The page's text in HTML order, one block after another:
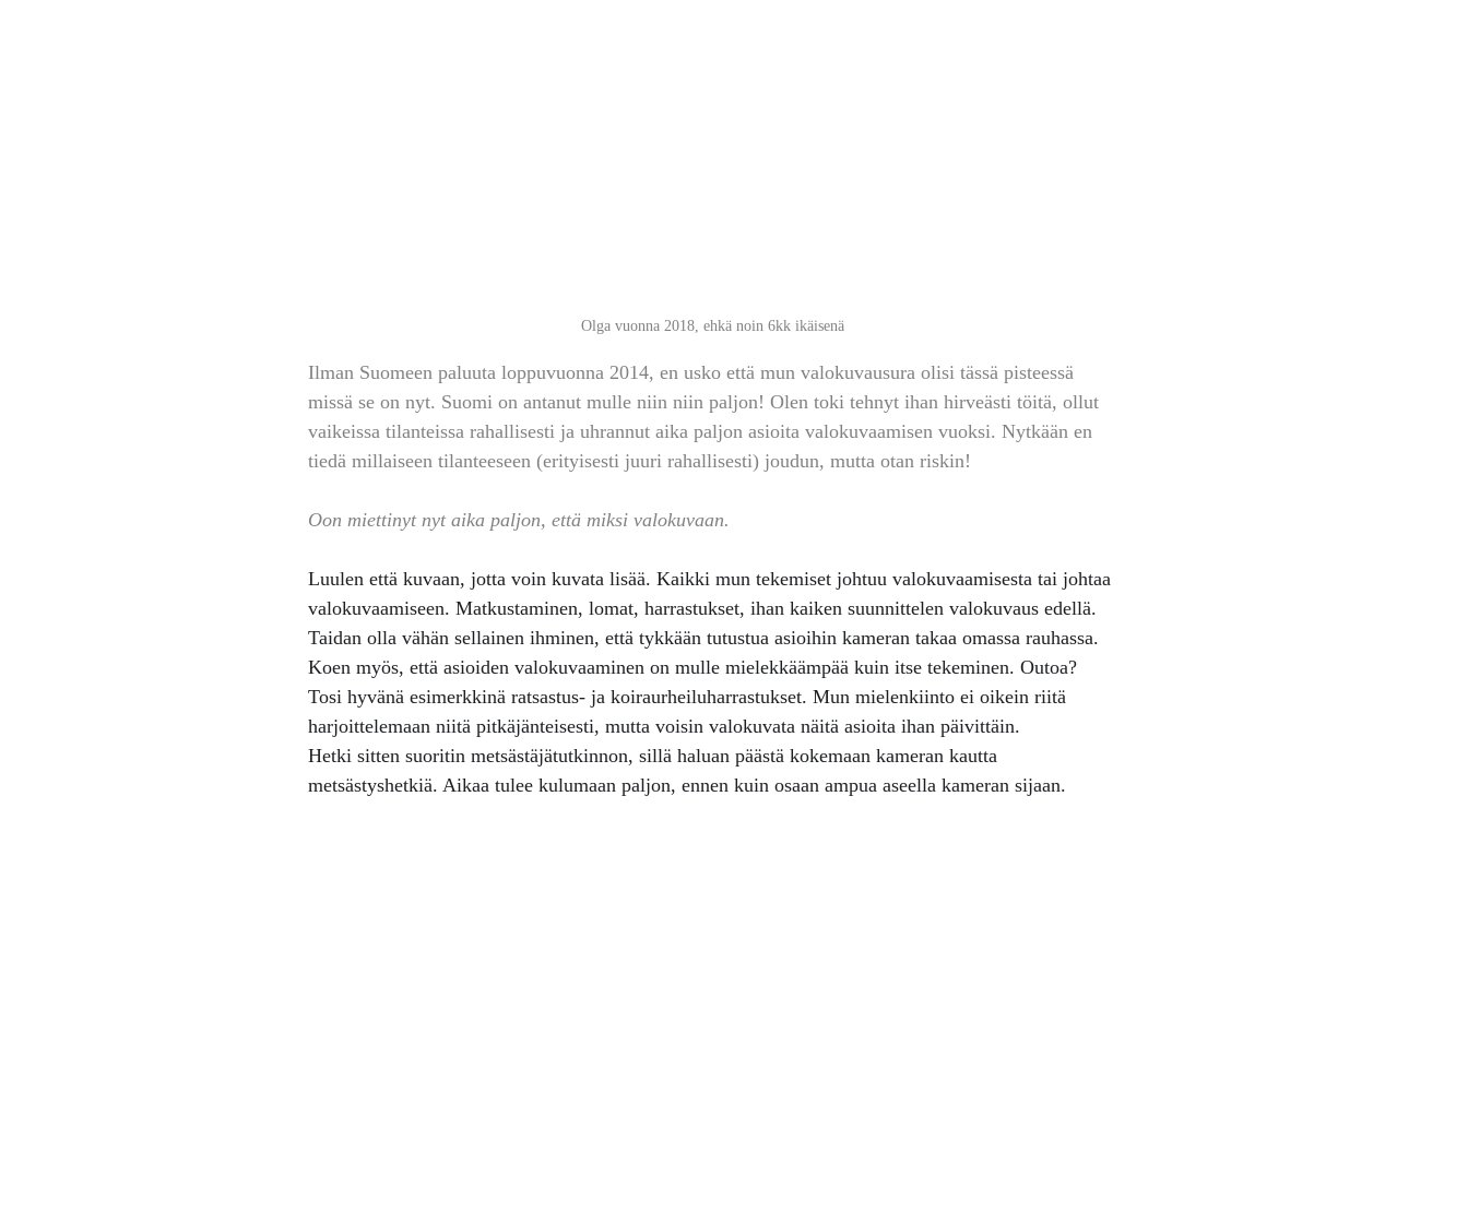
Olga vuonna 2018, ehkä noin 6kk ikäisenä
Ilman Suomeen paluuta loppuvuonna 2014, en usko että mun valokuvausura olisi tässä pisteessä
missä se on nyt. Suomi on antanut mulle niin niin paljon! Olen toki tehnyt ihan hirveästi töitä, ollut
vaikeissa tilanteissa rahallisesti ja uhrannut aika paljon asioita valokuvaamisen vuoksi. Nytkään en
tiedä millaiseen tilanteeseen (erityisesti juuri rahallisesti) joudun, mutta otan riskin!
Oon miettinyt nyt aika paljon, että miksi valokuvaan.
Luulen että kuvaan, jotta voin kuvata lisää. Kaikki mun tekemiset johtuu valokuvaamisesta tai johtaa
valokuvaamiseen. Matkustaminen, lomat, harrastukset, ihan kaiken suunnittelen valokuvaus edellä.
Taidan olla vähän sellainen ihminen, että tykkään tutustua asioihin kameran takaa omassa rauhassa.
Koen myös, että asioiden valokuvaaminen on mulle mielekkäämpää kuin itse tekeminen. Outoa?
Tosi hyvänä esimerkkinä ratsastus- ja koiraurheiluharrastukset. Mun mielenkiinto ei oikein riitä
harjoittelemaan niitä pitkäjänteisesti, mutta voisin valokuvata näitä asioita ihan päivittäin.
Hetki sitten suoritin metsästäjätutkinnon, sillä haluan päästä kokemaan kameran kautta
metsästyshetkiä. Aikaa tulee kulumaan paljon, ennen kuin osaan ampua aseella kameran sijaan.